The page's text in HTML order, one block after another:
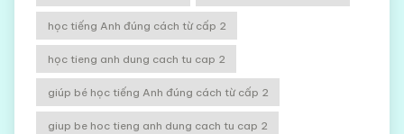
học tiếng Anh đúng cách từ cấp 2
học tieng anh dung cach tu cap 2
giúp bé học tiếng Anh đúng cách từ cấp 2
giup be hoc tieng anh dung cach tu cap 2